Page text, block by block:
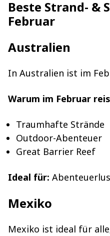
Beste Strand- &
Februar
Australien
In Australien ist im
Warum im Februar
Traumhafte Strände
Outdoor-Abenteuer
Great Barrier Reef
Ideal für:
Mexiko
Mexiko ist ideal für